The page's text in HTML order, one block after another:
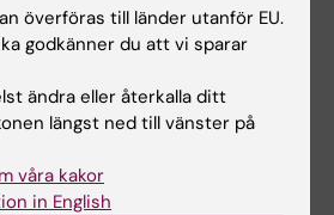
eller intressen tror du
man vill bli
av att jobba med
öppen för samarbete och
och i team.
överföras till länder utanför EU.
godkänner du att vi sparar
ändra eller återkalla ditt
längst ned till vänster på
våra kakor
in English